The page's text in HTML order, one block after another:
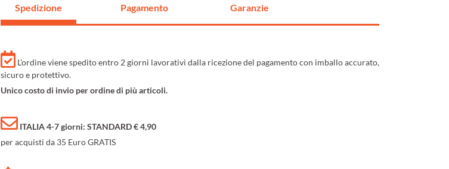
Spedizione Pagamento Garanzie
L'ordine viene spedito entro 2 giorni lavorativi dalla ricezione del pagamento con imballo accurato,
sicuro e protettivo.
Unico costo di invio per ordine di più articoli.
ITALIA 4-7 giorni: STANDARD € 4,90
per acquisti da 35 Euro GRATIS